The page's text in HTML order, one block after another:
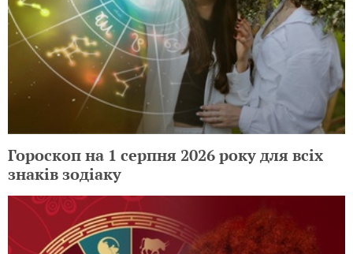
Гороскоп на 1 серпня 2026 року для всіх
знаків зодіаку